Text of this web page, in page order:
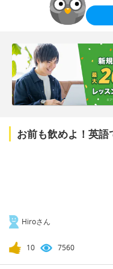
お前も飲めよ！英語
Hiroさん
10 7560